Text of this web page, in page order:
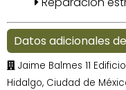
Datos adicionales
Jaime Balmes 11
Hidalgo, Ciudad de